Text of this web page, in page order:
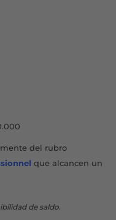
del rubro
que alcancen un
de saldo.